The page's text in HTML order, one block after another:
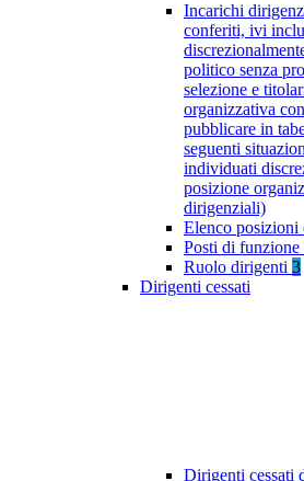
Incarichi
conferiti, ivi
politico senza
selezione e
organizzativa
pubblicare in
seguenti
individuati
posizione
dirigenziali)
Elenco posizioni
Posti di
Ruolo dirigenti 3
Dirigenti cessati
Dirigenti cessati